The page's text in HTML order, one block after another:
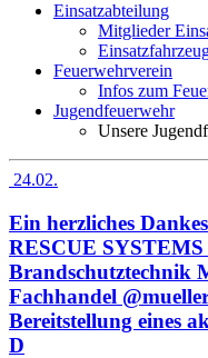
Einsatzabteilung
Mitglieder
Feuerwehrverein
Infos zum
Jugendfeuerwehr
Unsere
24.02.
Ein herzliches
RESCUE SYSTEMS
Brandschutztechnik
Fachhandel
Bereitstellung eines
D